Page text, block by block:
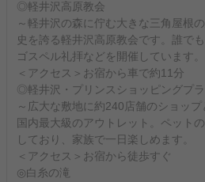
◎軽井沢高原教会
～軽井沢の森に佇む大きな三角屋根
史を誇る軽井沢高原教会です。誰で
ゴスペル礼拝などを開催しています。
＜アクセス＞お宿から車で約11分
◎軽井沢・プリンスショッピングプ
～広大な敷地に約240店舗のショッ
国内最大級のアウトレット。ペット
しており、家族で一日楽しめます。
＜アクセス＞お宿から徒歩すぐ
◎白糸の滝